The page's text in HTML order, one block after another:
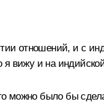
отношений, и с
вижу и на
можно было бы